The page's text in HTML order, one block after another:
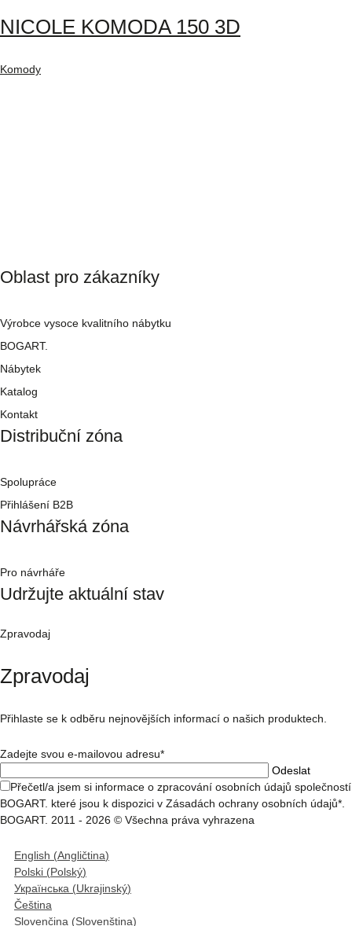
NICOLE KOMODA 150 3D
Komody
Oblast pro zákazníky
Výrobce vysoce kvalitního nábytku
BOGART.
Nábytek
Katalog
Kontakt
Distribuční zóna
Spolupráce
Přihlášení B2B
Návrhářská zóna
Pro návrháře
Udržujte aktuální stav
Zpravodaj
Zpravodaj
Přihlaste se k odběru nejnovějších informací o našich produktech.
Zadejte svou e-mailovou adresu*
Přečetl/a jsem si informace o zpracování osobních údajů společností
BOGART. které jsou k dispozici v Zásadách ochrany osobních údajů*.
BOGART. 2011 - 2026 © Všechna práva vyhrazena
English (Angličtina)
Polski (Polský)
Українська (Ukrajinský)
Čeština
Slovenčina (Slovenština)